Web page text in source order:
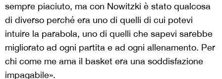
sempre piaciuto, ma con Nowitzki è stato qualcosa
di diverso perché era uno di quelli di cui potevi
intuire la parabola, uno di quelli che sapevi sarebbe
migliorato ad ogni partita e ad ogni allenamento. Per
chi come me ama il basket era una soddisfazione
impagabile».